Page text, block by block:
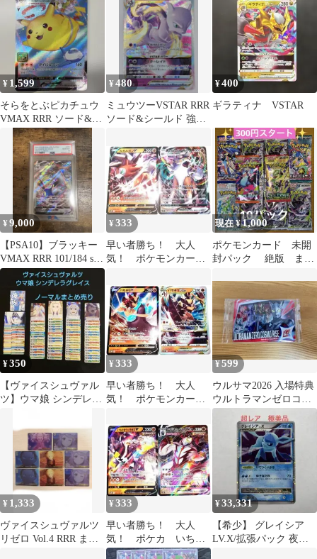
088/0…
234/1…
¥ 1,599
そらをとぶピカチュウ
VMAX RRR ソード&シ
ールド 拡張パック 25th
¥480
ミュウツーVSTAR RRR
ソード&シールド 強化
¥400
ギラティナ VSTAR
¥9,000
【PSA10】ブラッキー
VMAX RRR 101/184 s8b
ポケモンカード
¥333
早い者勝ち！ 大人
気！ ポケモンカー
ガルガンVMAX セッ
ト
現在 ¥1,000
ポケモンカード 未開
封パック 絶版 まと
バラエティパック
¥350
【ヴァイスシュヴァル
ツ】ウマ娘 シンデレラ
¥333
早い者勝ち！ 大人
気！ ポケモンカー
ギリVSTAR セット
¥599
ウルサマ2026 入場特典
ウルトラマンゼロコス
モライズ プロモカー
ド 未開封
¥ 1,333
ヴァイスシュヴァルツ
リゼロ Vol.4 RRR まと
¥333
早い者勝ち！ 大人
気！ ポケカ いちげ
きウーラオスV＋いち
¥33,331
【希少】 グレイシア
LV.X/拡張パック 夜明